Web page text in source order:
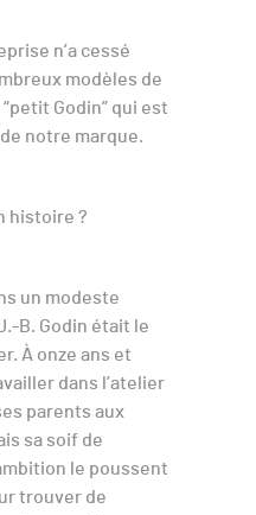
n’a cessé
modèles de
Godin” qui est
notre marque.
histoire ?
un modeste
B. Godin était le
À onze ans et
dans l’atelier
parents aux
sa soif de
le poussent
trouver de